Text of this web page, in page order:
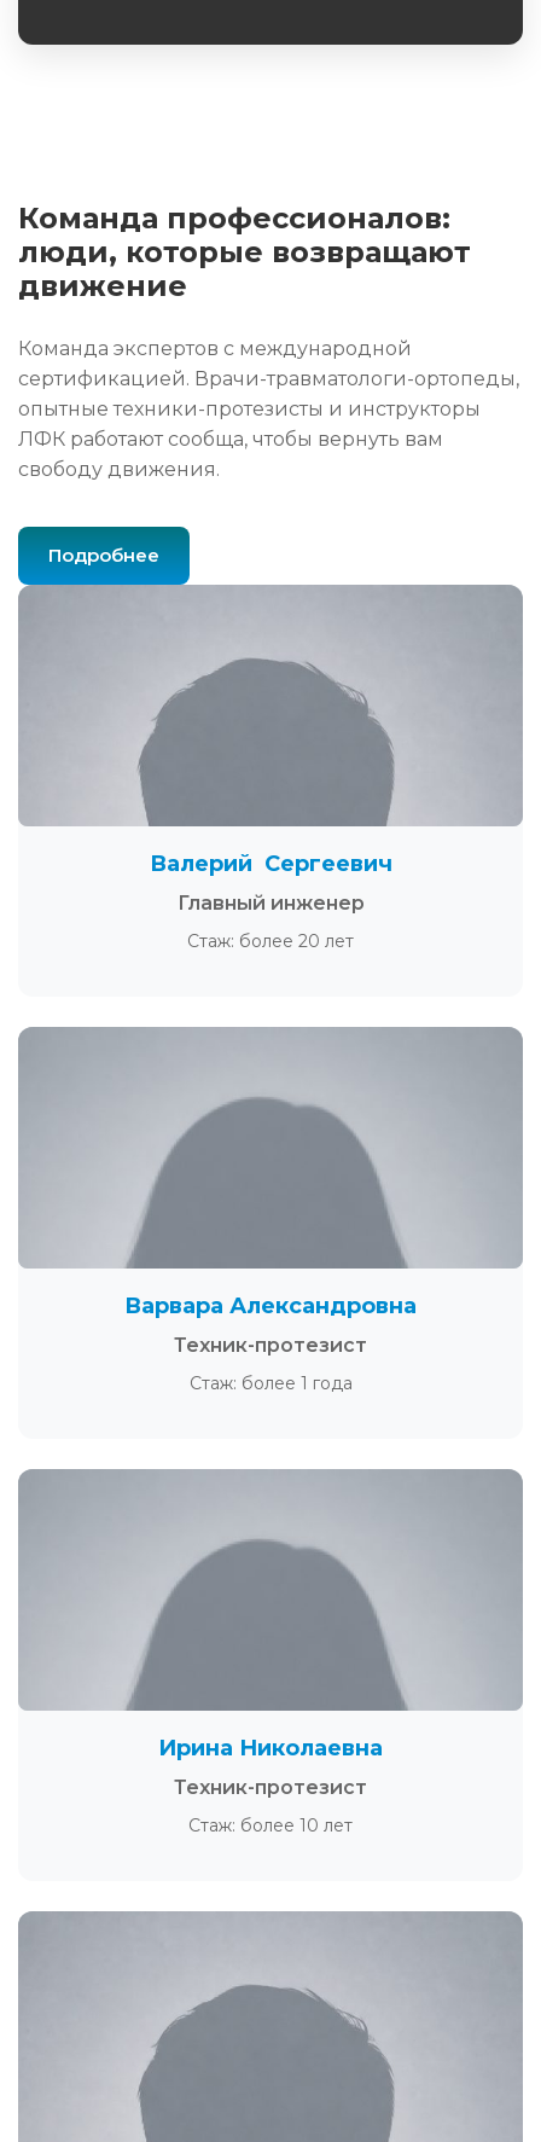
Команда профессионалов:
люди, которые возвращают
движение
Команда экспертов с международной
сертификацией. Врачи-травматологи-ортопеды,
опытные техники-протезисты и инструкторы
ЛФК работают сообща, чтобы вернуть вам
свободу движения.
Подробнее
Валерий Сергеевич
Главный инженер
Стаж: более 20 лет
Варвара Александровна
Техник-протезист
Стаж: более 1 года
Ирина Николаевна
Техник-протезист
Стаж: более 10 лет